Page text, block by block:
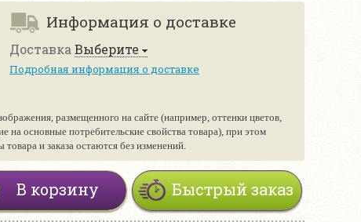
Информация о доставке
Доставка Выберите
Подробная информация о доставке
размещенного на сайте (например, оттенки цветов,
на основные потребительские свойства товара), при этом
и заказа остаются без изменений.
Быстрый заказ
В корзину